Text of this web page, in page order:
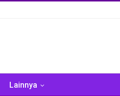
Lainnya